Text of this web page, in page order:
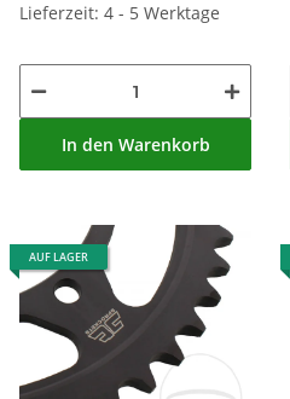
Lieferzeit: 4 - 5 Werktage
In den Warenkorb
AUF LAGER